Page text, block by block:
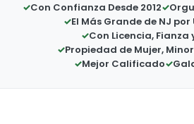
Con Confianza Desde 2012
El Más Grande de NJ
Con Licencia, Fianza
Propiedad de Mujer,
Mejor Calificado